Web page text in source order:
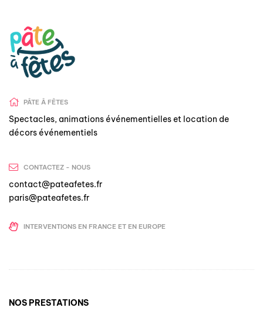
PÂTE Â FÊTES
Spectacles, animations événementielles et location de
décors événementiels
CONTACTEZ - NOUS
contact@pateafetes.fr
paris@pateafetes.fr
INTERVENTIONS EN FRANCE ET EN EUROPE
NOS PRESTATIONS